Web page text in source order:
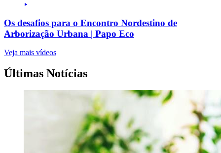
Os desafios para o Encontro Nordestino de
Arborização Urbana | Papo Eco
Veja mais vídeos
Últimas Notícias